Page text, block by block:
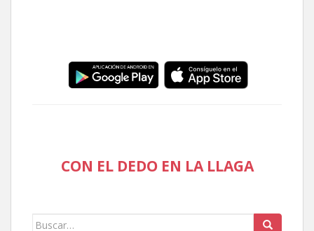
CON EL DEDO EN LA LLAGA
Buscar: